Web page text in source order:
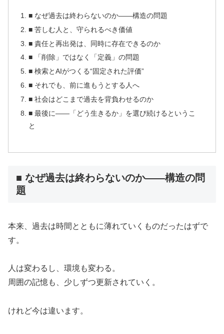
■ なぜ過去は終わらないのか——構造の問題
■ 苦しむ人と、守られるべき価値
■ 責任と再出発は、同時に存在できるのか
■ 「削除」ではなく「定義」の問題
■ 検索とAIがつくる“固定された評価”
■ それでも、前に進もうとする人へ
■ 社会はどこまで過去を背負わせるのか
■ 最後に——「どう生きるか」を選び続けるというこ
と
■ なぜ過去は終わらないのか——構造の問
題
本来、過去は時間とともに薄れていくものだったはずで
す。
人は変わるし、環境も変わる。
周囲の記憶も、少しずつ更新されていく。
けれど今は違います。